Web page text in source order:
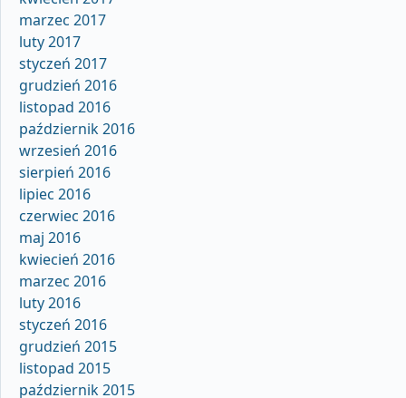
marzec 2017
luty 2017
styczeń 2017
grudzień 2016
listopad 2016
październik 2016
wrzesień 2016
sierpień 2016
lipiec 2016
czerwiec 2016
maj 2016
kwiecień 2016
marzec 2016
luty 2016
styczeń 2016
grudzień 2015
listopad 2015
październik 2015